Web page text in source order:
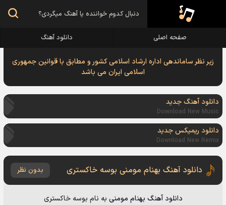
صفحه اصلی دانلود آهنگ
زیر نظر ساماندهی اداره ارشاد اسلامی کشور و مطابق با قوانین جمهوری
اسلامی ایران می باشد
دانلود آهنگ جدید
Download New Music
دانلود ریمیکس جدید
Download New Remix
دانلود آهنگ بهنام مومنی بوسه خاکستری بدون نظر
دانلود آهنگ بهنام مومنی به نام بوسه خاکستری